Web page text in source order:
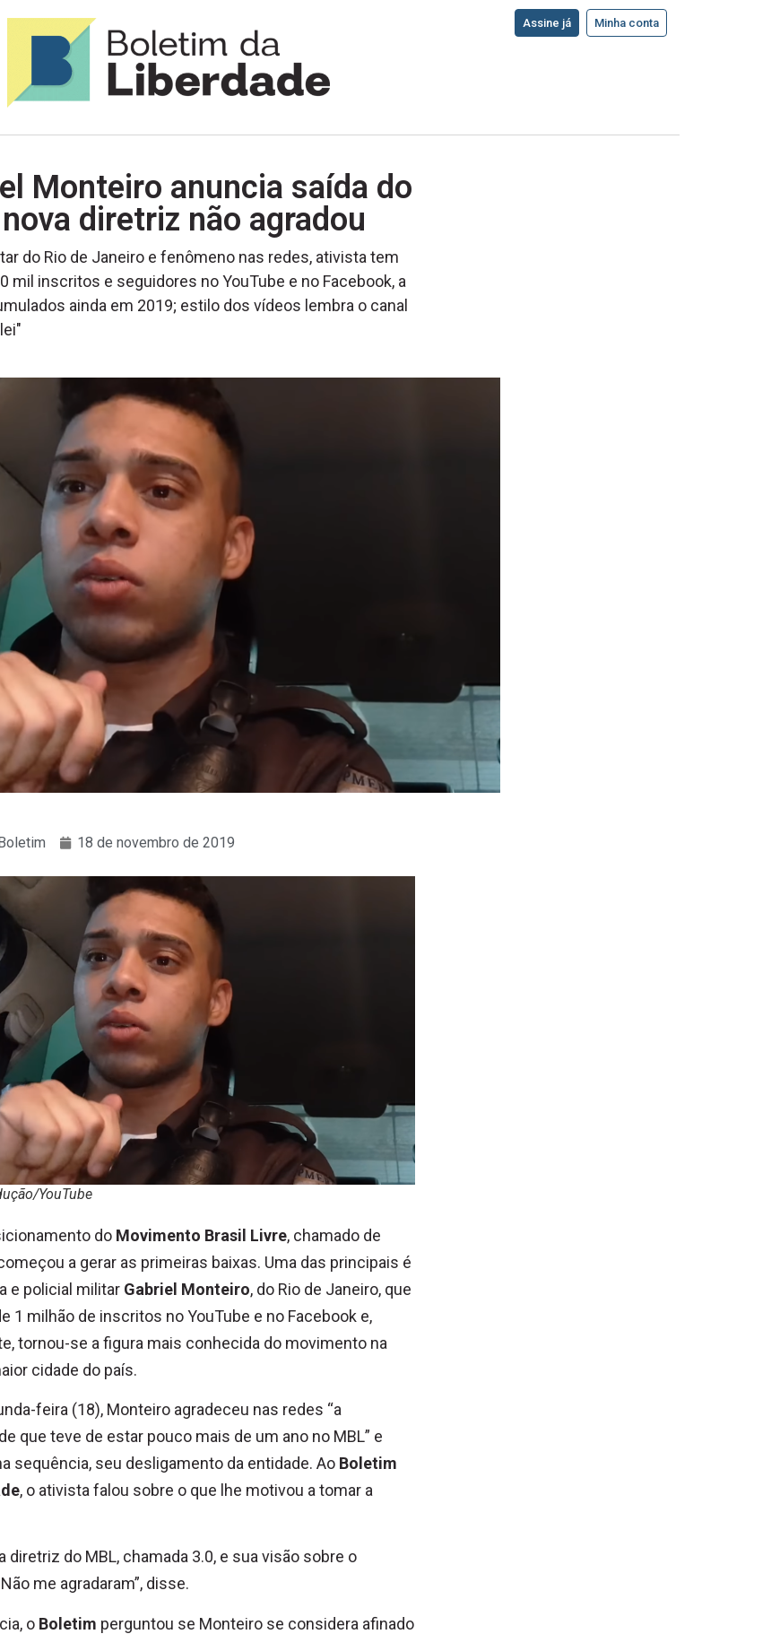
Assine já Minha conta
Monteiro anuncia saída do
diretriz não agradou
do Rio de Janeiro e fenômeno nas redes, ativista tem
mil inscritos e seguidores no YouTube e no Facebook, a
ainda em 2019; estilo dos vídeos lembra o canal
18 de novembro de 2019
YouTube
do Movimento Brasil Livre, chamado de
começou a gerar as primeiras baixas. Uma das principais é
e policial militar Gabriel Monteiro, do Rio de Janeiro, que
1 milhão de inscritos no YouTube e no Facebook e,
tornou-se a figura mais conhecida do movimento na
cidade do país.
feira (18), Monteiro agradeceu nas redes “a
que teve de estar pouco mais de um ano no MBL” e
sequência, seu desligamento da entidade. Ao Boletim
, o ativista falou sobre o que lhe motivou a tomar a
diretriz do MBL, chamada 3.0, e sua visão sobre o
me agradaram”, disse.
o Boletim perguntou se Monteiro se considera afinado